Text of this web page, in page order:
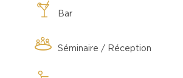
Bar
Séminaire / Réception